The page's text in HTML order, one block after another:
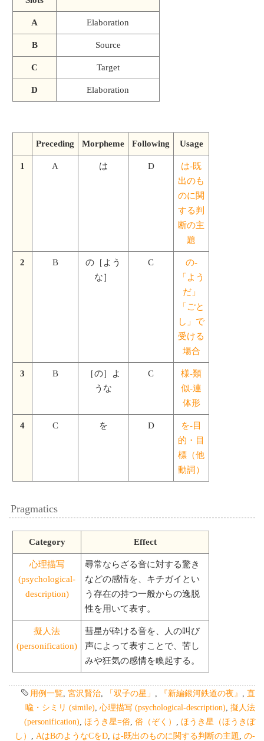
A Elaboration
B Source
C Target
D Elaboration
Preceding Morpheme Following Usage
1 A は D
は-既
出のも
のに関
する判
断の主
題
2 B
の［よう
な］
C
の-
「よう
だ」
「ごと
し」で
受ける
場合
3 B
［の］よ
うな
C
様-類
似-連
体形
4 C を D
を-目
的・目
標（他
動詞）
Pragmatics
Category Effect
心理描写
(psychological-
description)
尋常ならざる音に対する驚き
などの感情を、キチガイとい
う存在の持つ一般からの逸脱
性を用いて表す。
擬人法
(personification)
彗星が砕ける音を、人の叫び
声によって表すことで、苦し
みや狂気の感情を喚起する。
用例一覧 宮沢賢治 「双子の星」 『新編銀河鉄道の夜』
直
喩・シミリ (simile) 心理描写 (psychological-description) 擬人法
(personification) ほうき星=俗 俗（ぞく）
ほうき星（ほうきぼ
し）
AはBのようなCをD は-既出のものに関する判断の主題 の-